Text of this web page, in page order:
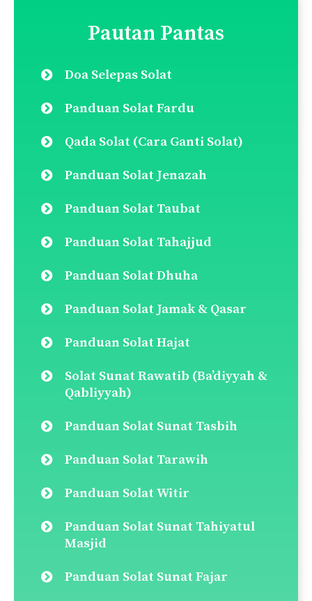
Pautan Pantas
Doa Selepas Solat
Panduan Solat Fardu
Qada Solat (Cara Ganti Solat)
Panduan Solat Jenazah
Panduan Solat Taubat
Panduan Solat Tahajjud
Panduan Solat Dhuha
Panduan Solat Jamak & Qasar
Panduan Solat Hajat
Solat Sunat Rawatib (Ba’diyyah &
Qabliyyah)
Panduan Solat Sunat Tasbih
Panduan Solat Tarawih
Panduan Solat Witir
Panduan Solat Sunat Tahiyatul
Masjid
Panduan Solat Sunat Fajar